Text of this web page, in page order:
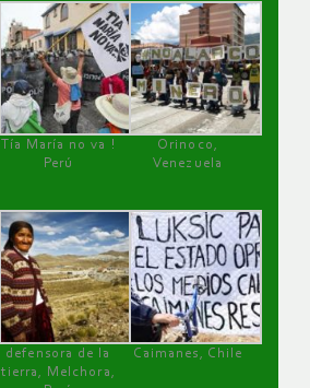
Tía María no va !
Perú
Orinoco,
Venezuela
defensora de la
tierra, Melchora,
Caimanes, Chile